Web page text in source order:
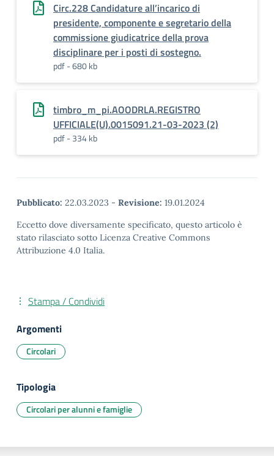
Circ.228 Candidature all’incarico di
presidente, componente e segretario della
commissione giudicatrice della prova
disciplinare per i posti di sostegno.
pdf - 680 kb
timbro_m_pi.AOODRLA.REGISTRO
UFFICIALE(U).0015091.21-03-2023 (2)
pdf - 334 kb
Pubblicato: 22.03.2023 - Revisione: 19.01.2024
Eccetto dove diversamente specificato, questo articolo è
stato rilasciato sotto Licenza Creative Commons
Attribuzione 4.0 Italia.
Stampa / Condividi
Argomenti
Circolari
Tipologia
Circolari per alunni e famiglie